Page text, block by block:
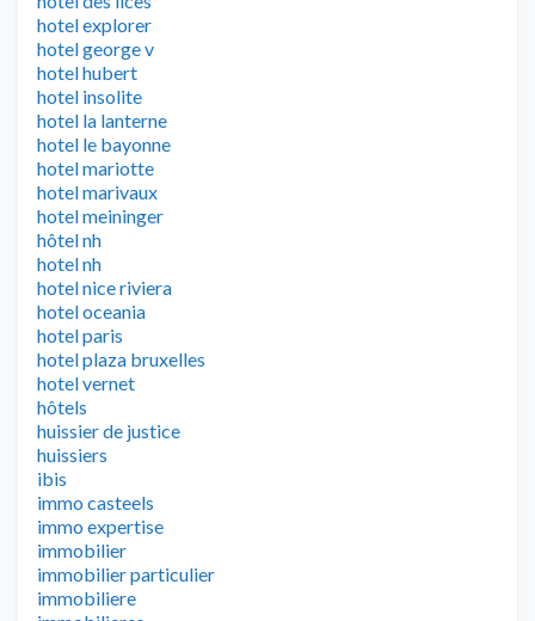
hotel explorer
hotel george v
hotel hubert
hotel insolite
hotel la lanterne
hotel le bayonne
hotel mariotte
hotel marivaux
hotel meininger
hôtel nh
hotel nh
hotel nice riviera
hotel oceania
hotel paris
hotel plaza bruxelles
hotel vernet
hôtels
huissier de justice
huissiers
ibis
immo casteels
immo expertise
immobilier
immobilier particulier
immobiliere